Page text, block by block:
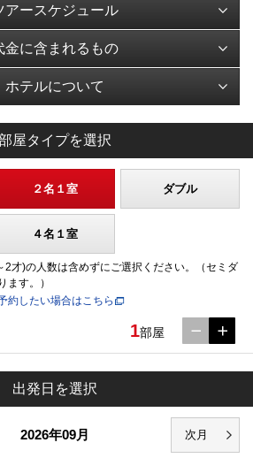
アースケジュール
金に含まれるもの
ホテルについて
屋タイプを選択
２名１室 ダブル
４名１室
2才)の人数は含めずにご選択ください。（セミダ
ます。）
約したい場合はこちら
1部屋
出発日を選択
2026年09月